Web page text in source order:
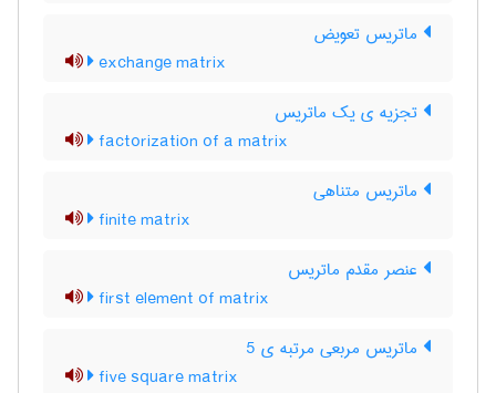
ماتریس تعویض
exchange matrix
تجزیه ی یک ماتریس
factorization of a matrix
ماتریس متناهی
finite matrix
عنصر مقدم ماتریس
first element of matrix
ماتریس مربعی مرتبه ی 5
five square matrix